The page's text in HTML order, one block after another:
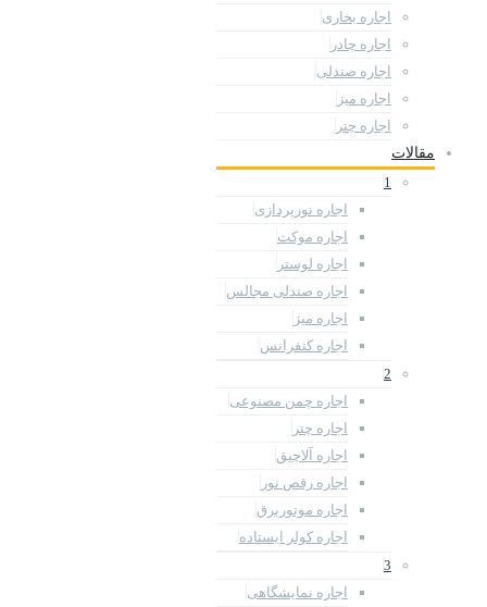
اجاره بخاری
اجاره چادر
اجاره صندلی
اجاره میز
اجاره چتر
مقالات
1
اجاره نورپردازی
اجاره موکت
اجاره لوستر
اجاره صندلی مجالس
اجاره میز
اجاره کنفرانس
2
اجاره چمن مصنوعی
اجاره چتر
اجاره آلاچیق
اجاره رقص نور
اجاره موتوربرق
اجاره کولر ایستاده
3
اجاره نمایشگاهی